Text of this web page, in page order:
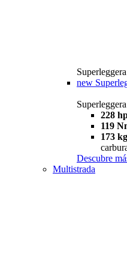
Superleggera
new
228
119
173 kg
Descubre
Multistrada